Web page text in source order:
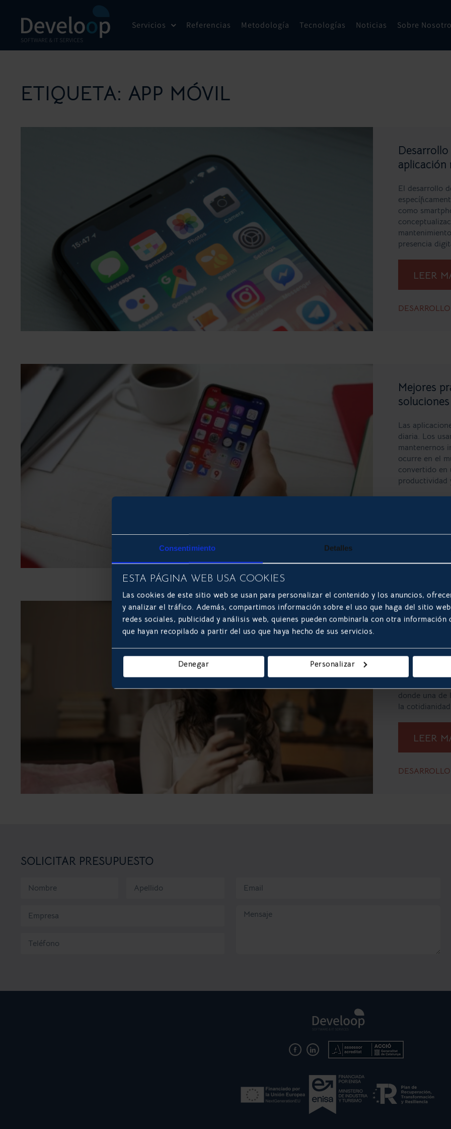
Consentimiento Detalles
ESTA PÁGINA WEB USA COOKIES
Las cookies de este sitio web se usan para personalizar el contenido y los anuncios,
y analizar el tráfico. Además, compartimos información sobre el uso que haga del sitio
redes sociales, publicidad y análisis web, quienes pueden combinarla con otra información
que hayan recopilado a partir del uso que haya hecho de sus servicios.
Denegar Personalizar
contenido
Servicios Referencias Metodología Tecnologías Noticias Sobre
ETIQUETA: APP MÓVIL
aplicación
El desarrollo
como
presencia
LEER
Mejores
Las
diaria. Los
mantenernos
ocurre en el
convertido en
productividad
Top
Diseñar una
a la
donde una de
la
LEER
SOLICITAR PRESUPUESTO